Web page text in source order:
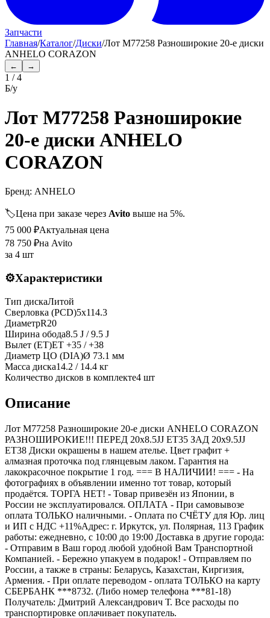
Запчасти
Главная/Каталог/Диски/Лот M77258 Разноширокие 20-е диски
ANHELO CORAZON
← →
1 /4
Б/у
Лот M77258 Разноширокие
20-е диски ANHELO
CORAZON
Бренд: ANHELO
🏷️Цена при заказе через Avito выше на 5%.
75 000 ₽Актуальная цена
78 750 ₽на Avito
за 4 шт
⚙️Характеристики
Тип дискаЛитой
Сверловка (PCD)5x114.3
ДиаметрR20
Ширина обода8.5 J / 9.5 J
Вылет (ET)ET +35 / +38
Диаметр ЦО (DIA)Ø 73.1 мм
Масса диска14.2 / 14.4 кг
Количество дисков в комплекте4 шт
Описание
Лот M77258 Разноширокие 20-е диски ANHELO CORAZON
РАЗНОШИРОКИЕ!!! ПЕРЕД 20x8.5JJ ET35 ЗАД 20x9.5JJ
ET38 Диски окрашены в нашем ателье. Цвет графит +
алмазная проточка под глянцевым лаком. Гарантия на
лакокрасочное покрытие 1 год. === B НАЛИЧИИ! === - На
фотографиях в объявлении именно тот товар, который
продаётся. ТОРГА НЕТ! - Товар привезён из Японии, в
России не эксплуатировался. ОПЛАТА - При самовывозе
оплата ТОЛЬКО наличными. - Оплата по СЧЁТУ для Юр. лиц
и ИП с НДС +11%Адрес: г. Иркутск, ул. Полярная, 113 График
работы: ежедневно, с 10:00 до 19:00 Доставка в другие города:
- Отправим в Ваш город любой удобной Вам Транспортной
Компанией. - Бережно упакуем в подарок! - Отправляем по
России, а также в страны: Беларусь, Казахстан, Киргизия,
Армения. - При оплате переводом - оплата ТОЛЬКО на карту
СБЕРБАНК ***8732. (Либо номер телефона ***81-18)
Получатель: Дмитрий Александрович Т. Все расходы по
транспортировке оплачивает покупатель.